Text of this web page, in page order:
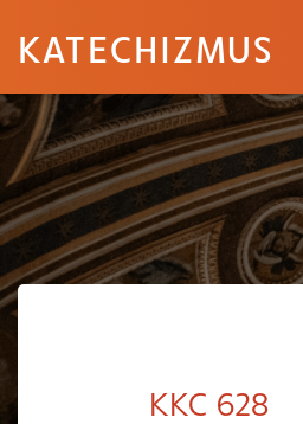
KATECHIZMUS
KKC 628